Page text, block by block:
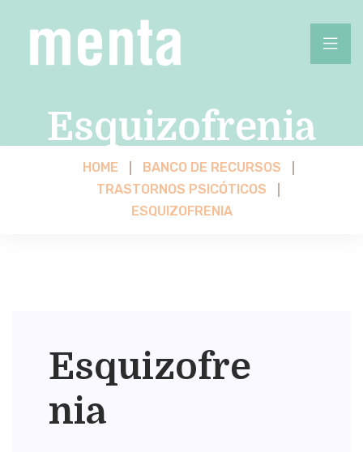
Esquizofrenia
HOME
BANCO DE RECURSOS
TRASTORNOS PSICÓTICOS
ESQUIZOFRENIA
Esquizofre
Nia